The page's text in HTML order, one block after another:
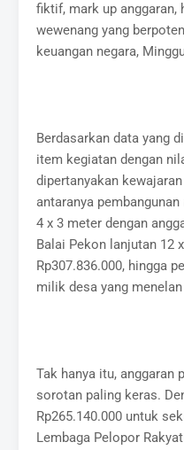
fiktif, mark up anggaran,
wewenang yang
keuangan negara,
Berdasarkan data yang
item kegiatan dengan
dipertanyakan
antaranya
4 x 3 meter dengan
Balai Pekon lanjutan 12
Rp307.836.000, hingga
milik desa yang
Tak hanya itu, anggaran
sorotan paling keras.
Rp265.140.000 untuk
Lembaga Pelopor